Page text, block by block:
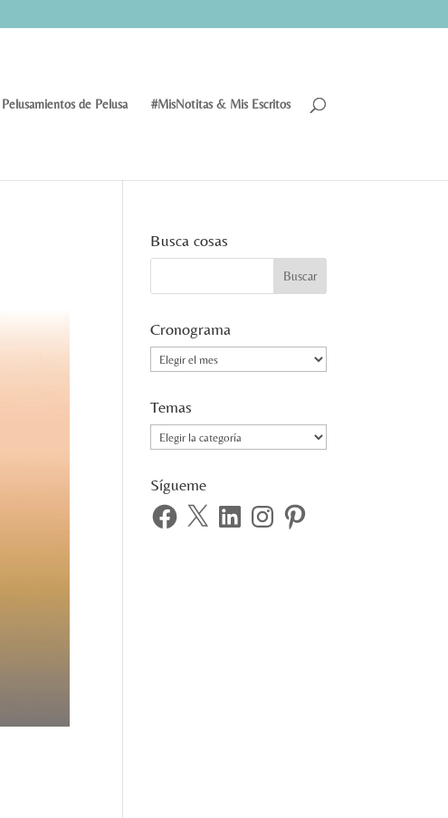
Pelusamientos de Pelusa #MisNotitas & Mis Escritos
Busca cosas
Cronograma
Cronograma
Temas
Temas
Sígueme
Facebook
X LinkedInInstagramPinterest